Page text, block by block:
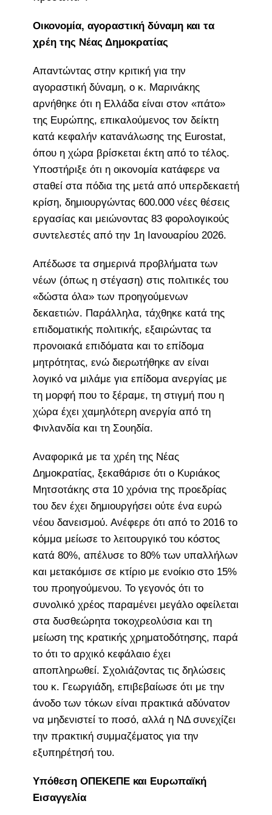
Οικονομία, αγοραστική δύναμη και τα
χρέη της Νέας Δημοκρατίας
Απαντώντας στην κριτική για την
αγοραστική δύναμη, ο κ. Μαρινάκης
αρνήθηκε ότι η Ελλάδα είναι στον «πάτο»
της Ευρώπης, επικαλούμενος τον δείκτη
κατά κεφαλήν κατανάλωσης της Eurostat,
όπου η χώρα βρίσκεται έκτη από το τέλος.
Υποστήριξε ότι η οικονομία κατάφερε να
σταθεί στα πόδια της μετά από υπερδεκαετή
κρίση, δημιουργώντας 600.000 νέες θέσεις
εργασίας και μειώνοντας 83 φορολογικούς
συντελεστές από την 1η Ιανουαρίου 2026.
Απέδωσε τα σημερινά προβλήματα των
νέων (όπως η στέγαση) στις πολιτικές του
«δώστα όλα» των προηγούμενων
δεκαετιών. Παράλληλα, τάχθηκε κατά της
επιδοματικής πολιτικής, εξαιρώντας τα
προνοιακά επιδόματα και το επίδομα
μητρότητας, ενώ διερωτήθηκε αν είναι
λογικό να μιλάμε για επίδομα ανεργίας με
τη μορφή που το ξέραμε, τη στιγμή που η
χώρα έχει χαμηλότερη ανεργία από τη
Φινλανδία και τη Σουηδία.
Αναφορικά με τα χρέη της Νέας
Δημοκρατίας, ξεκαθάρισε ότι ο Κυριάκος
Μητσοτάκης στα 10 χρόνια της προεδρίας
του δεν έχει δημιουργήσει ούτε ένα ευρώ
νέου δανεισμού. Ανέφερε ότι από το 2016 το
κόμμα μείωσε το λειτουργικό του κόστος
κατά 80%, απέλυσε το 80% των υπαλλήλων
και μετακόμισε σε κτίριο με ενοίκιο στο 15%
του προηγούμενου. Το γεγονός ότι το
συνολικό χρέος παραμένει μεγάλο οφείλεται
στα δυσθεώρητα τοκοχρεολύσια και τη
μείωση της κρατικής χρηματοδότησης, παρά
το ότι το αρχικό κεφάλαιο έχει
αποπληρωθεί. Σχολιάζοντας τις δηλώσεις
του κ. Γεωργιάδη, επιβεβαίωσε ότι με την
άνοδο των τόκων είναι πρακτικά αδύνατον
να μηδενιστεί το ποσό, αλλά η ΝΔ συνεχίζει
την πρακτική συμμαζέματος για την
εξυπηρέτησή του.
Υπόθεση ΟΠΕΚΕΠΕ και Ευρωπαϊκή
Εισαγγελία